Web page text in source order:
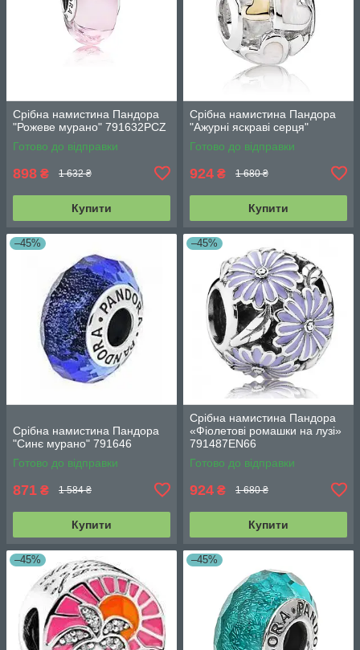
Срібна намистина Пандора
"Рожеве мурано" 791632PCZ
Готово до відправки
898 ₴ 1 632 ₴
Купити
Срібна намистина Пандора
"Ажурні яскраві серця"
Готово до відправки
924 ₴ 1 680 ₴
Купити
–45%
Срібна намистина Пандора
"Синє мурано" 791646
Готово до відправки
871 ₴ 1 584 ₴
Купити
–45%
Срібна намистина Пандора
«Фіолетові ромашки на лузі»
791487EN66
Готово до відправки
924 ₴ 1 680 ₴
Купити
–45% –45%